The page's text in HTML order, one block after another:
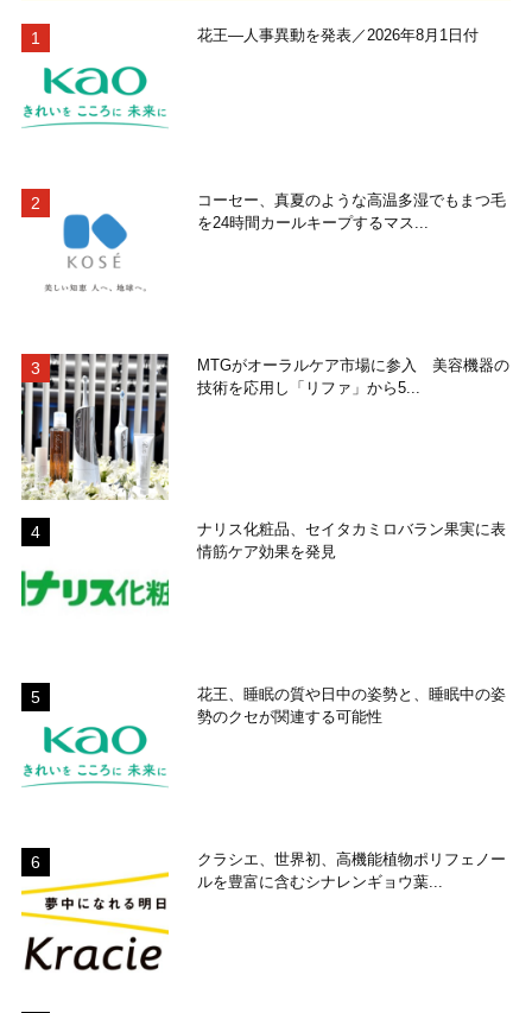
花王―人事異動を発表／2026年8月1日付
コーセー、真夏のような高温多湿でもまつ毛
を24時間カールキープするマス...
MTGがオーラルケア市場に参入 美容機器の
技術を応用し「リファ」から5...
ナリス化粧品、セイタカミロバラン果実に表
情筋ケア効果を発見
花王、睡眠の質や日中の姿勢と、睡眠中の姿
勢のクセが関連する可能性
クラシエ、世界初、高機能植物ポリフェノー
ルを豊富に含むシナレンギョウ葉...